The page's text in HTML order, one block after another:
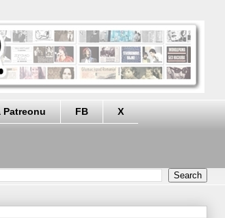
Patreonu FB X